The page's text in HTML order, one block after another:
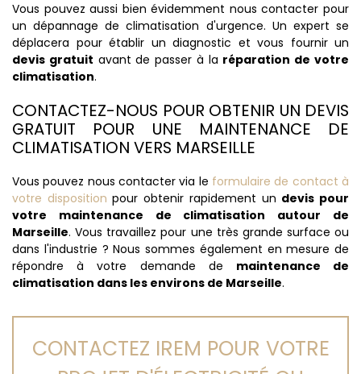
Vous pouvez aussi bien évidemment nous contacter pour
un dépannage de climatisation d'urgence. Un expert se
déplacera pour établir un diagnostic et vous fournir un
devis gratuit avant de passer à la réparation de votre
climatisation.
CONTACTEZ-NOUS POUR OBTENIR UN DEVIS
GRATUIT POUR UNE MAINTENANCE DE
CLIMATISATION VERS MARSEILLE
Vous pouvez nous contacter via le formulaire de contact à
votre disposition pour obtenir rapidement un devis pour
votre maintenance de climatisation autour de
Marseille. Vous travaillez pour une très grande surface ou
dans l'industrie ? Nous sommes également en mesure de
répondre à votre demande de maintenance de
climatisation dans les environs de Marseille.
CONTACTEZ IREM POUR VOTRE